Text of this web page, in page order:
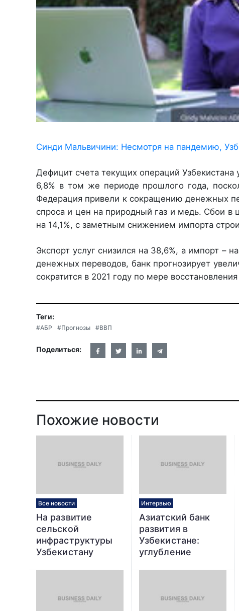
Синди Мальвичини: Несмотря на пандемию,
Дефицит счета текущих операций
6,8% в том же периоде прошлого года,
Федерация привели к сокращению денежных
спроса и цен на природный газ и медь. Сбои в
на 14,1%, с заметным снижением импорта
Экспорт услуг снизился на 38,6%, а импорт –
денежных переводов, банк прогнозирует
сократится в 2021 году по мере
Теги:
#АБР #Прогнозы #ВВП
Поделиться:
Похожие новости
Все новости
На развитие
сельской
инфраструктуры
Узбекистану
Интервью
Азиатский банк
развития в
Узбекистане:
углубление